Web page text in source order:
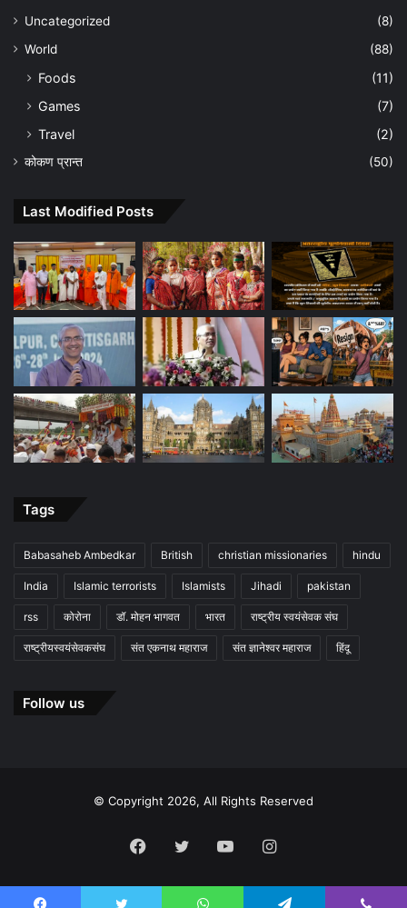
Uncategorized
(8)
World
(88)
Foods
(11)
Games
(7)
Travel
(2)
कोकण प्रान्त (50)
Last Modified Posts
Tags
Babasaheb Ambedkar British christian missionaries hindu
India Islamic terrorists Islamists Jihadi pakistan
rss कोरोना डॉ. मोहन भागवत भारत राष्ट्रीय स्वयंसेवक संघ
राष्ट्रीयस्वयंसेवकसंघ संत एकनाथ महाराज संत ज्ञानेश्वर महाराज हिंदू
Follow us
© Copyright 2026, All Rights Reserved
Facebook
TwitterYouTubeInstagram